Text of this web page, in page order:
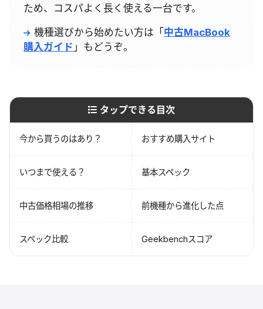
ため、コスパよく長く使える一台です。
機種選びから始めたい方は「 中古MacBook
購入ガイド 」もどうぞ。
タップできる目次
今から買うのはあり？ おすすめ購入サイト
いつまで使える？ 基本スペック
中古価格相場の推移 前機種から進化した点
スペック比較 Geekbenchスコア